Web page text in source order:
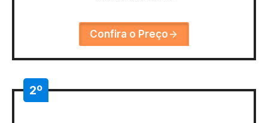
Confira o Preço
2º